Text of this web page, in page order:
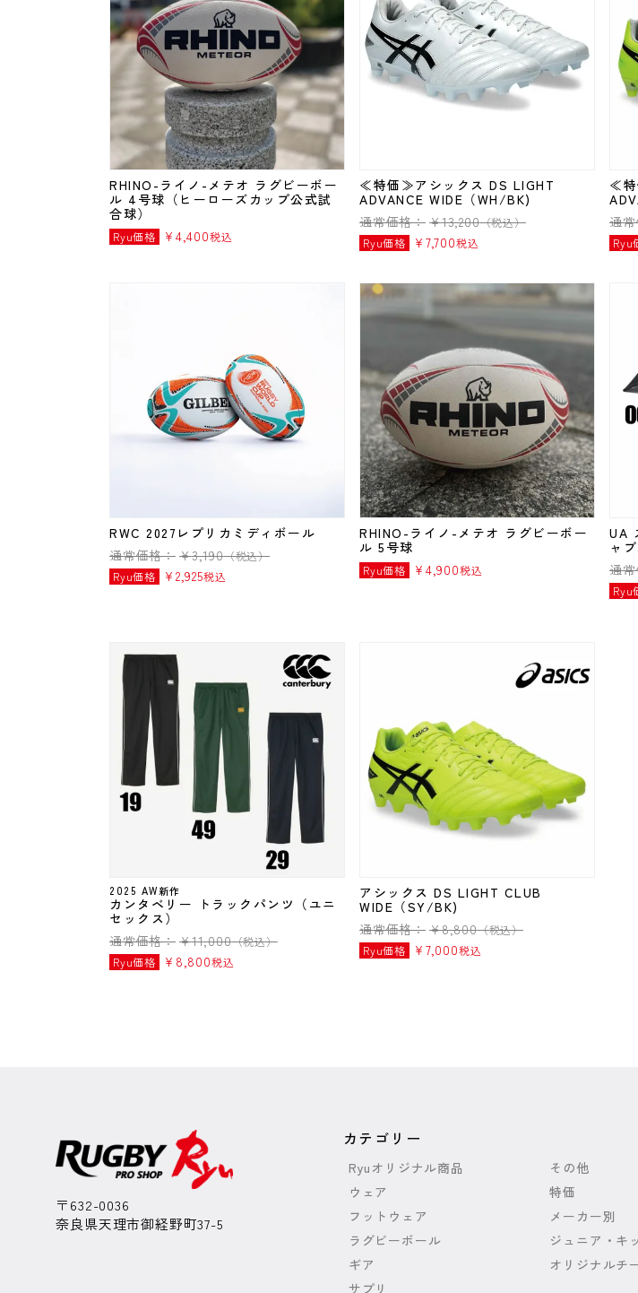
RHINO-ライノ-メテオ ラグビーボー
ル 4号球（ヒーローズカップ公式試
合球）
Ryu価格 ¥ 4,400税込
≪特価≫アシックス DS LIGHT
ADVANCE WIDE（WH/BK)
通常価格： ¥13,200（税込）
Ryu価格
¥ 7,700税込
≪特
通
Ryu
RWC 2027レプリカミディボール
通常価格： ¥3,190（税込）
Ryu価格
¥ 2,925税込
RHINO-ライノ-メテオ ラグビーボー
ル 5号球
Ryu価格 ¥ 4,900税込
UA
ャ
通
Ryu
2025 AW新作
カンタベリー トラックパンツ（ユニ
セックス）
通常価格： ¥11,000（税込）
Ryu価格
¥ 8,800税込
アシックス DS LIGHT CLUB
WIDE（SY/BK)
通常価格： ¥8,800（税込）
Ryu価格
¥ 7,000税込
〒632-0036
奈良県天理市御経野町37-5
カテゴリー
Ryuオリジナル商品
ウェア
フットウェア
ラグビーボール
ギア
サプリ
その他
特価
メーカー別
ジュニア・キ
オリジナルチ